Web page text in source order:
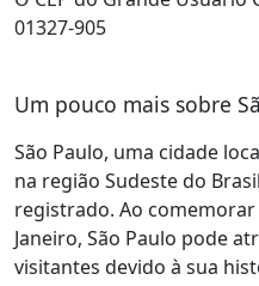
01327-905
Um pouco mais sobre
São Paulo, uma cidade
na região Sudeste do
registrado. Ao
Janeiro, São Paulo pode
visitantes devido à sua